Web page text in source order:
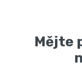
Mějte